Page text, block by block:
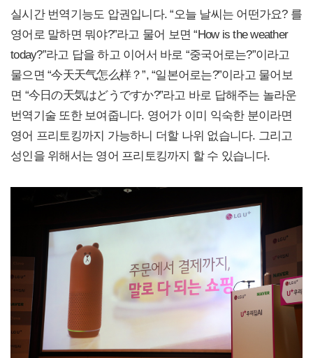
실시간 번역기능도 압권입니다. “오늘 날씨는 어떤가요? 를
영어로 말하면 뭐야?”라고 물어 보면 “How is the weather
today?”라고 답을 하고 이어서 바로 “중국어로는?”이라고
물으면 “今天天气怎么样？”, “일본어로는?”이라고 물어보
면 “今日の天気はどうですか?”라고 바로 답해주는 놀라운
번역기술 또한 보여줍니다. 영어가 이미 익숙한 분이라면
영어 프리토킹까지 가능하니 더할 나위 없습니다. 그리고
성인을 위해서는 영어 프리토킹까지 할 수 있습니다.